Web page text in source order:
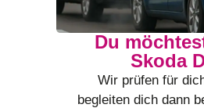
Du
Skoda
Wir prüfen für
begleiten dich dann